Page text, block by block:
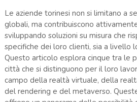
Le aziende torinesi non si limitano a
globali, ma contribuiscono
sviluppando soluzioni su misura che
specifiche dei loro clienti, sia a livello
Questo articolo esplora cinque tra le
città che si distinguono per il loro
campo della realtà virtuale, della
del rendering e del metaverso.